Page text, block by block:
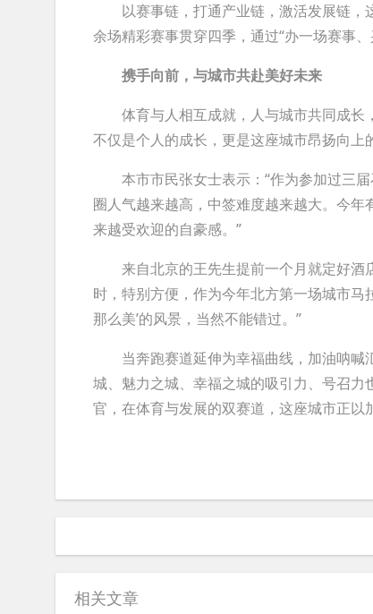
以赛事链，打通产业链，激活发展链，
余场精彩赛事贯穿四季，通过“办一场赛事
携手向前，与城市共赴美好未来
体育与人相互成就，人与城市共同成长
不仅是个人的成长，更是这座城市昂扬向上
本市市民张女士表示：“作为参加过三届
圈人气越来越高，中签难度越来越大。今
来越受欢迎的自豪感。”
来自北京的王先生提前一个月就定好酒
时，特别方便，作为今年北方第一场城市马
那么美’的风景，当然不能错过。”
当奔跑赛道延伸为幸福曲线，加油呐喊
城、魅力之城、幸福之城的吸引力、号召
官，在体育与发展的双赛道，这座城市正以
相关文章